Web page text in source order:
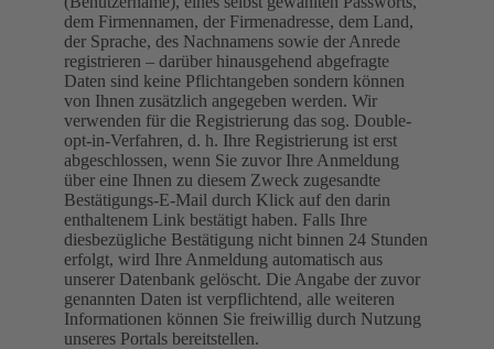
dem Firmennamen, der Firmenadresse, dem Land,
der Sprache, des Nachnamens sowie der Anrede
registrieren – darüber hinausgehend abgefragte
Daten sind keine Pflichtangeben sondern können
von Ihnen zusätzlich angegeben werden. Wir
verwenden für die Registrierung das sog. Double-
opt-in-Verfahren, d. h. Ihre Registrierung ist erst
abgeschlossen, wenn Sie zuvor Ihre Anmeldung
über eine Ihnen zu diesem Zweck zugesandte
Bestätigungs-E-Mail durch Klick auf den darin
enthaltenem Link bestätigt haben. Falls Ihre
diesbezügliche Bestätigung nicht binnen 24 Stunden
erfolgt, wird Ihre Anmeldung automatisch aus
unserer Datenbank gelöscht. Die Angabe der zuvor
genannten Daten ist verpflichtend, alle weiteren
Informationen können Sie freiwillig durch Nutzung
unseres Portals bereitstellen.